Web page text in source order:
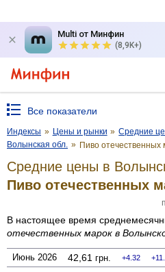
Multi от Минфин
(8,9K+)
Все показатели
Индексы » Цены и рынки » Средние
Волынская обл. » Пиво отечественных
Средние цены в
Пиво отечественных
В настоящее время
отечественных марок в
Июнь 2026 42,61 грн. 4.32